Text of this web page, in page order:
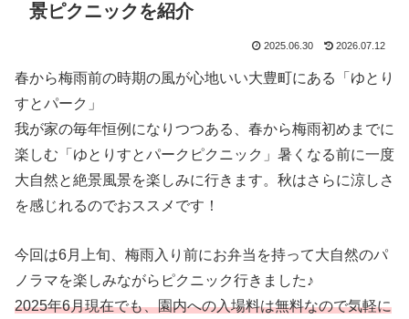
景ピクニックを紹介
2025.06.30 2026.07.12
春から梅雨前の時期の風が心地いい大豊町にある「ゆとり
すとパーク」
我が家の毎年恒例になりつつある、春から梅雨初めまでに
楽しむ「ゆとりすとパークピクニック」暑くなる前に一度
大自然と絶景風景を楽しみに行きます。秋はさらに涼しさ
を感じれるのでおススメです！
今回は6月上旬、梅雨入り前にお弁当を持って大自然のパ
ノラマを楽しみながらピクニック行きました♪
2025年6月現在でも、園内への入場料は無料なので気軽に